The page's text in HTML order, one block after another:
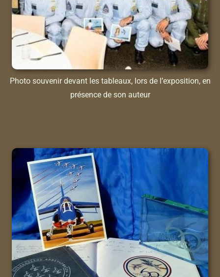
Photo souvenir devant les tableaux, lors de l’exposition, en
présence de son auteur